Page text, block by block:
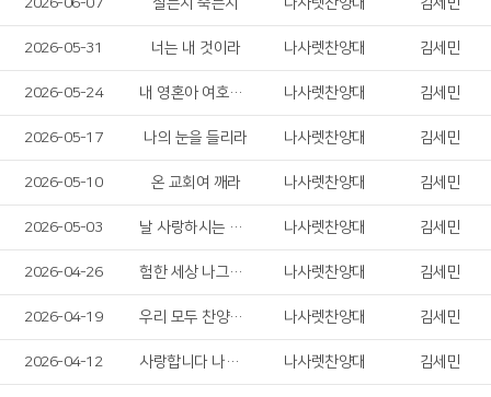
2026-06-07 살든지 죽든지 나사렛찬양대 김세민
2026-05-31 너는 내 것이라 나사렛찬양대 김세민
2026-05-24 내 영혼아 여호와를 송축하라 나사렛찬양대 김세민
2026-05-17 나의 눈을 들리라 나사렛찬양대 김세민
2026-05-10 온 교회여 깨라 나사렛찬양대 김세민
2026-05-03 날 사랑하시는 예수님 나사렛찬양대 김세민
2026-04-26 험한 세상 나그네 길 나사렛찬양대 김세민
2026-04-19 우리 모두 찬양하자! 나사렛찬양대 김세민
2026-04-12 사랑합니다 나의 하나님 나사렛찬양대 김세민